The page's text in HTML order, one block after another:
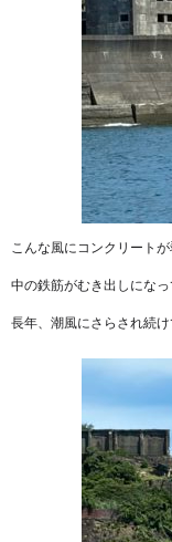
こんな風にコンクリートが
中の鉄筋がむき出しになっ
長年、潮風にさらされ続